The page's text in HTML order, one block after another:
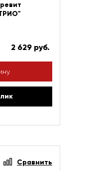
2 629 руб.
Сравнить